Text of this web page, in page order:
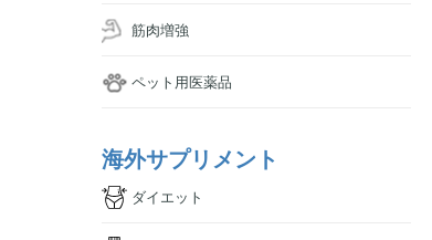
筋肉増強
ペット用医薬品
海外サプリメント
ダイエット